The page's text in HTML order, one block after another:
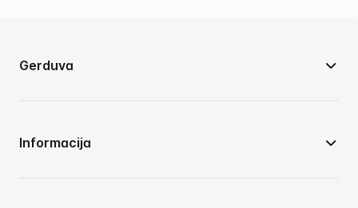
Gerduva
Informacija